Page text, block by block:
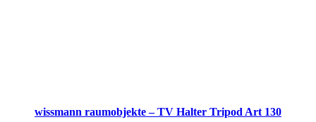
wissmann raumobjekte – TV Halter Tripod Art 130